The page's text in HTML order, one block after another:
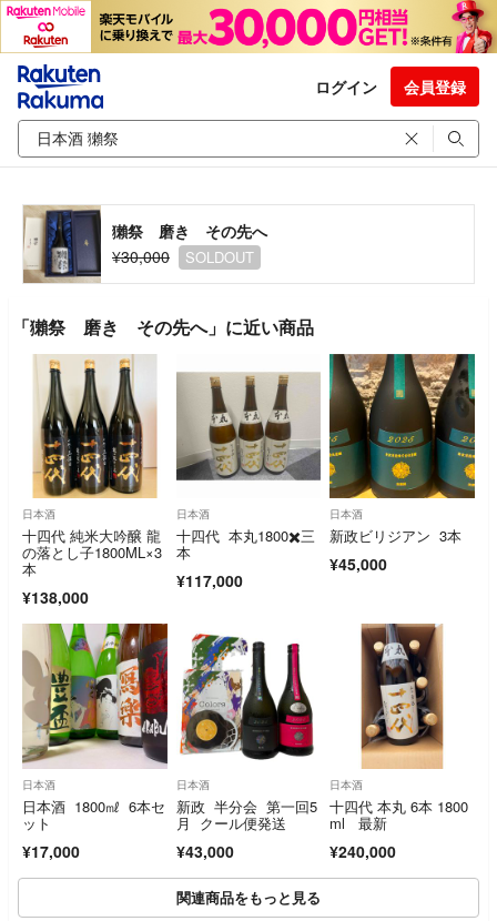
ログイン 会員登録
獺祭 磨き その先へ
¥30,000
SOLDOUT
「獺祭 磨き その先へ」に近い商品
日本酒
十四代 純米大吟醸 龍
の落とし子1800ML×3
本
¥138,000
日本酒
十四代 本丸1800✖️三
本
¥117,000
日本酒
新政ビリジアン 3本
¥45,000
日本酒
日本酒 1800㎖ 6本セ
ット
¥17,000
日本酒
新政 半分会 第一回5
月 クール便発送
¥43,000
日本酒
十四代 本丸 6本 1800
ml 最新
¥240,000
関連商品をもっと見る